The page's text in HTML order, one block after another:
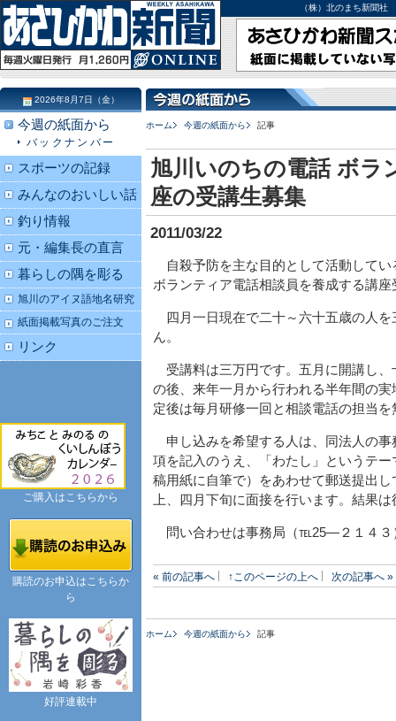
（株）北のまち新聞
ホーム 今週の紙面から 記事
旭川いのちの電話 ボラ
座の受講生募集
2011/03/22
自殺予防を主な目的として活動してい
ボランティア電話相談員を養成する講
四月一日現在で二十～六十五歳の人を
ん。
受講料は三万円です。五月に開講し、
の後、来年一月から行われる半年間の
定後は毎月研修一回と相談電話の担当
申し込みを希望する人は、同法人の事
項を記入のうえ、「わたし」というテ
稿用紙に自筆で）をあわせて郵送提出
上、四月下旬に面接を行います。結果
問い合わせは事務局（℡25―２１４３
« 前の記事へ ↑このページの上へ 次の記事へ »
ホーム 今週の紙面から 記事
2026年8月7日（金）
今週の紙面から
バックナンバー
スポーツの記録
みんなのおいしい話
釣り情報
元・編集長の直言
暮らしの隅を彫る
旭川のアイヌ語地名研究
紙面掲載写真のご注文
リンク
ご購入はこちらから
購読のお申込はこちらか
ら
好評連載中